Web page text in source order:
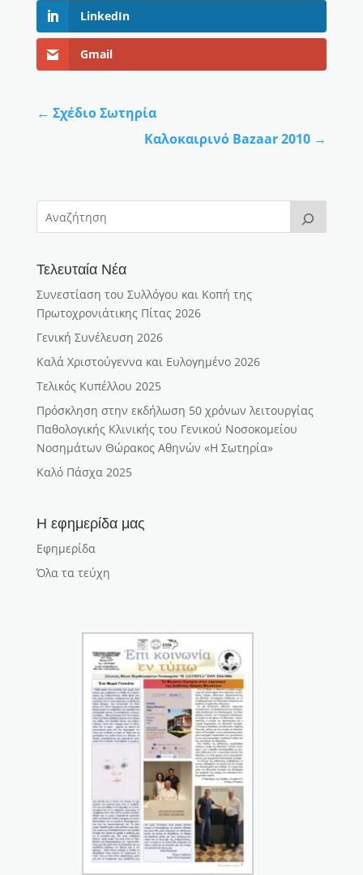
LinkedIn
Gmail
← Σχέδιο Σωτηρία
Καλοκαιρινό Bazaar 2010 →
Τελευταία Νέα
Συνεστίαση του Συλλόγου και Κοπή της
Πρωτοχρονιάτικης Πίτας 2026
Γενική Συνέλευση 2026
Καλά Χριστούγεννα και Ευλογημένο 2026
Τελικός Κυπέλλου 2025
Πρόσκληση στην εκδήλωση 50 χρόνων λειτουργίας
Παθολογικής Κλινικής του Γενικού Νοσοκομείου
Νοσημάτων Θώρακος Αθηνών «Η Σωτηρία»
Καλό Πάσχα 2025
Η εφημερίδα μας
Εφημερίδα
Όλα τα τεύχη